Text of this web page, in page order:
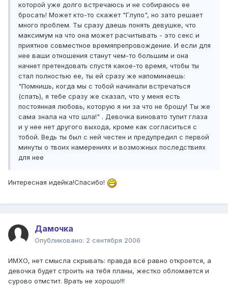
которой уже долго встречаюсь и не собираюсь ее
бросать! Может кто-то скажет "Глупо", но зато решает
много проблем. Ты сразу даешь понять девушке, что
максимум на что она может расчитывать - это секс и
приятное совместное времяпрепровождение. И если для
нее ваши отношения станут чем-то большим и она
начнет претендовать спустя какое-то время, чтобы ты
стал полностью ее, ты ей сразу же напоминаешь:
"Помнишь, когда мы с тобой начинали встречаться
(спать), я тебе сразу же сказал, что у меня есть
постоянная любовь, которую я ни за что не брошу! Ты же
сама знала на что шла!" . Девочка виновато тупит глаза
и у нее нет другого выхода, кроме как согласиться с
тобой. Ведь ты был с ней честен и предупредил с первой
минуты о твоих намерениях и возможных последствиях
для нее
Интересная идейка!Спасибо!
Дамочка
Опубликовано: 2 сентября 2006
ИМХО, нет смысла скрывать: правда всё равно откроется, а
девочка будет строить на тебя планы, жестко обломается и
сурово отмстит. Врать не хорошо!!!